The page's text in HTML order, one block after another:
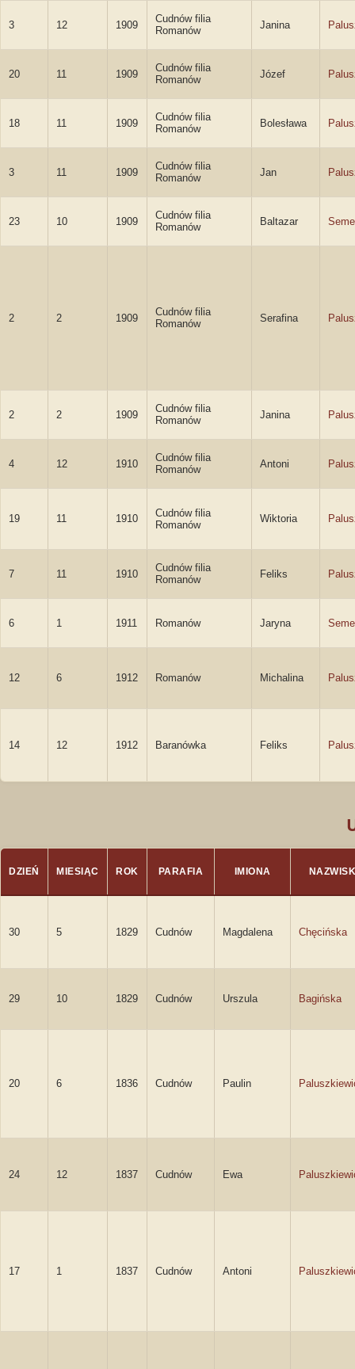
3 12 1909
Cudnów filia
Romanów
Janina
20 11 1909
Cudnów filia
Romanów
Józef
18 11 1909
Cudnów filia
Romanów
Bolesława
3 11 1909
Cudnów filia
Romanów
Jan
23 10 1909
Cudnów filia
Romanów
Baltazar
2 2 1909
Cudnów filia
Romanów
Serafina
2 2 1909
Cudnów filia
Romanów
Janina
4 12 1910
Cudnów filia
Romanów
Antoni
19 11 1910
Cudnów filia
Romanów
Wiktoria
7 11 1910
Cudnów filia
Romanów
Feliks
6 1 1911 Romanów Jaryna
12 6 1912 Romanów Michalina
14 12 1912 Baranówka Feliks
DZIEŃ MIESIĄC ROK PARAFIA IMIONA
30 5 1829 Cudnów Magdalena Chęcińska
29 10 1829 Cudnów Urszula Bagińska
20 6 1836 Cudnów Paulin
24 12 1837 Cudnów Ewa
17 1 1837 Cudnów Antoni